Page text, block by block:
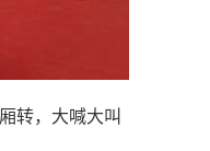
转，大喊大叫